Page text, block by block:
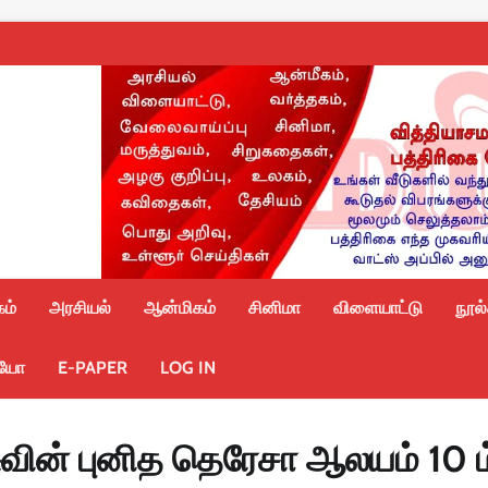
அரசியல் ஆன்மிகம் சினிமா விளையாட்டு
E-PAPER LOG IN
புனித தெரேசா ஆலயம் 10